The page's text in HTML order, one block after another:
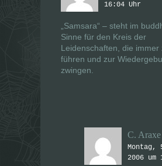
16:04 Uhr
„Samsara“ – steht im
Sinne für den Kreis der
Leidenschaften, die immer
führen und zur
zwingen.
C. Araxe
Montag,
2006 um